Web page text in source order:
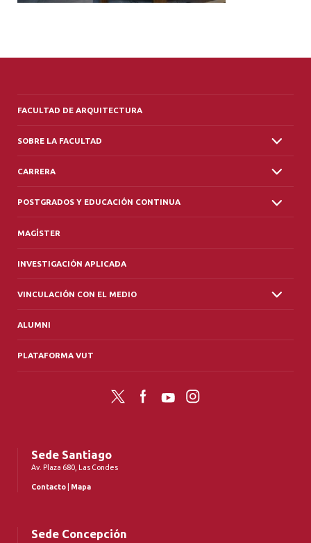
FACULTAD DE ARQUITECTURA
SOBRE LA FACULTAD
CARRERA
POSTGRADOS Y EDUCACIÓN CONTINUA
MAGÍSTER
INVESTIGACIÓN APLICADA
VINCULACIÓN CON EL MEDIO
ALUMNI
PLATAFORMA VUT
Twitter FacebookYouTubeInstagram
Sede Santiago
Av. Plaza 680, Las Condes
Contacto Mapa
Sede Concepción